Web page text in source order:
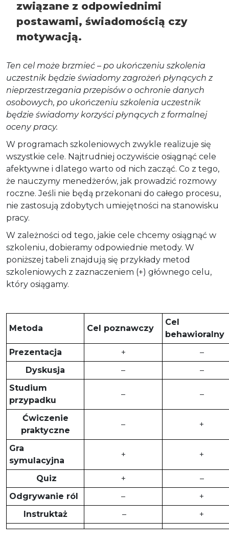
związane z odpowiednimi
postawami, świadomością czy
motywacją.
Ten cel może brzmieć – po ukończeniu szkolenia
uczestnik będzie świadomy zagrożeń płynących z
nieprzestrzegania przepisów o ochronie danych
osobowych, po ukończeniu szkolenia uczestnik
będzie świadomy korzyści płynących z formalnej
oceny pracy.
W programach szkoleniowych zwykle realizuje się
wszystkie cele. Najtrudniej oczywiście osiągnąć cele
afektywne i dlatego warto od nich zacząć. Co z tego,
że nauczymy menedżerów, jak prowadzić rozmowy
roczne. Jeśli nie będą przekonani do całego procesu,
nie zastosują zdobytych umiejętności na stanowisku
pracy.
W zależności od tego, jakie cele chcemy osiągnąć w
szkoleniu, dobieramy odpowiednie metody. W
poniższej tabeli znajdują się przykłady metod
szkoleniowych z zaznaczeniem (+) głównego celu,
który osiągamy.
Metoda Cel poznawczy
Cel
behawioralny
Prezentacja
+
–
Dyskusja
–
–
Studium
przypadku
– –
Ćwiczenie
praktyczne
– +
Gra
symulacyjna
+ +
Quiz +
–
Odgrywanie ról
–
+
Instruktaż
– +